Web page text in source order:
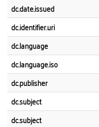
dc.date.issued
dc.identifier.uri
dc.language
dc.language.iso
dc.publisher
dc.subject
dc.subject